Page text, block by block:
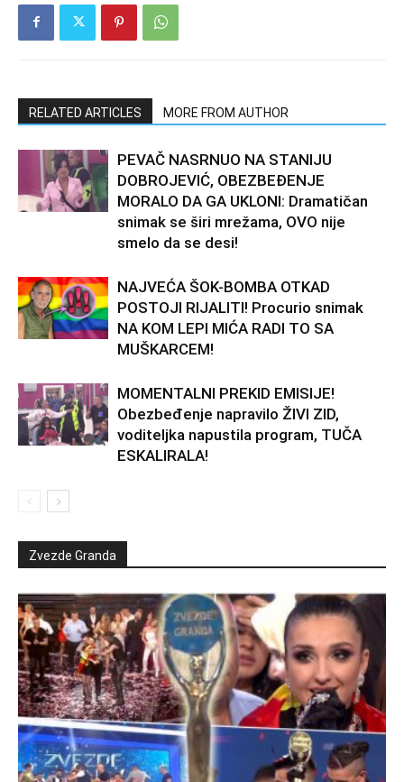
RELATED ARTICLES MORE FROM AUTHOR
PEVAČ NASRNUO NA STANIJU
DOBROJEVIĆ, OBEZBEĐENJE
MORALO DA GA UKLONI: Dramatičan
snimak se širi mrežama, OVO nije
smelo da se desi!
NAJVEĆA ŠOK-BOMBA OTKAD
POSTOJI RIJALITI! Procurio snimak
NA KOM LEPI MIĆA RADI TO SA
MUŠKARCEM!
MOMENTALNI PREKID EMISIJE!
Obezbeđenje napravilo ŽIVI ZID,
voditeljka napustila program, TUČA
ESKALIRALA!
Zvezde Granda